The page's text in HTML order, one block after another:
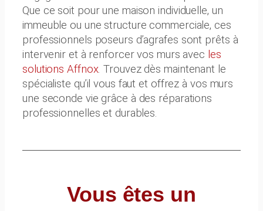
Que ce soit pour une maison individuelle, un
immeuble ou une structure commerciale, ces
professionnels poseurs d’agrafes sont prêts à
intervenir et à renforcer vos murs avec les
solutions Affnox. Trouvez dès maintenant le
spécialiste qu’il vous faut et offrez à vos murs
une seconde vie grâce à des réparations
professionnelles et durables.
Vous êtes un